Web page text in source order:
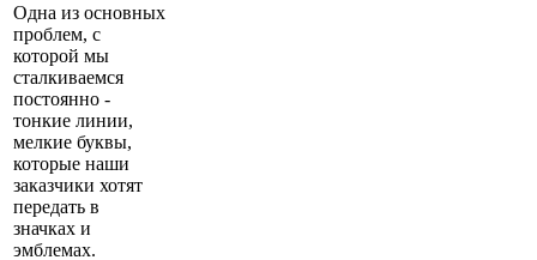
Одна из основных
проблем, с
которой мы
сталкиваемся
постоянно -
тонкие линии,
мелкие буквы,
которые наши
заказчики хотят
передать в
значках и
эмблемах.